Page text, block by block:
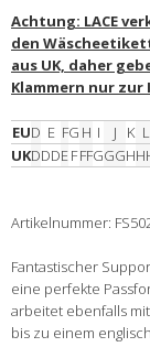
Achtung: LACE
den
aus UK, daher
Klammern nur
EUD E FG H I J K L
UKDDDEFFFGGGH
Artikelnummer:
Fantastischer
eine perfekte
arbeitet ebenfalls
bis zu einem